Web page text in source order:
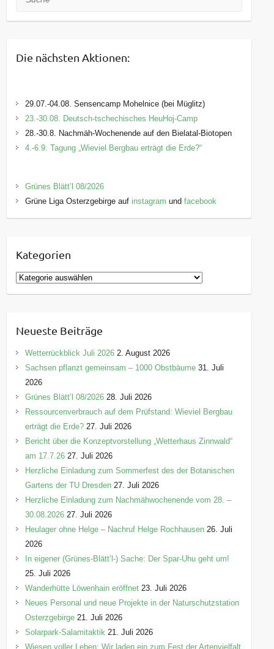
Die nächsten Aktionen:
29.07.-04.08. Sensencamp Mohelnice (bei Müglitz)
23.-30.08. Deutsch-tschechisches HeuHoj-Camp
28.-30.8. Nachmäh-Wochenende auf den Bielatal-Biotopen
4.-6.9. Tagung „Wieviel Bergbau erträgt die Erde?“
Grünes Blätt’l 08/2026
Grüne Liga Osterzgebirge auf instagram undfacebook
Kategorien
K
a
g
o
r
e
n
Neueste Beiträge
Wetterrückblick Juli 2026 2. August 2026
Sachsen pflanzt gemeinsam – 1000 Obstbäume 31. Juli
2026
Grünes Blätt’l 08/2026 28. Juli 2026
Ressourcenverbrauch auf dem Prüfstand: Wieviel Bergbau
erträgt die Erde? 27. Juli 2026
Bericht über die Konzeptvorstellung „Wetterhaus Zinnwald“
am 17.7.26 27. Juli 2026
Herzliche Einladung zum Sommerfest des der Botanischen
Gartens der TU Dresden 27. Juli 2026
Herzliche Einladung zum Nachmähwochenende vom 28. –
30.08.2026 27. Juli 2026
Heulager ohne Helge – Nachruf Helge Rochhausen 26. Juli
2026
In eigener (Grünes-Blätt’l-) Sache: Der Spar-Uhu geht um!
25. Juli 2026
Wanderhütte Löwenhain eröffnet 23. Juli 2026
Neues Personal und neue Projekte in der Naturschutzstation
Osterzgebirge 21. Juli 2026
Solarpark-Salamitaktik 21. Juli 2026
Wiesen voller Leben: Wir laden ein zum Fest der Artenvielfalt